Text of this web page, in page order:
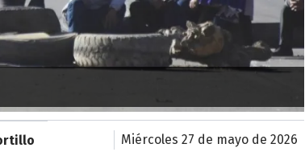
miércoles 27 de mayo de 2026